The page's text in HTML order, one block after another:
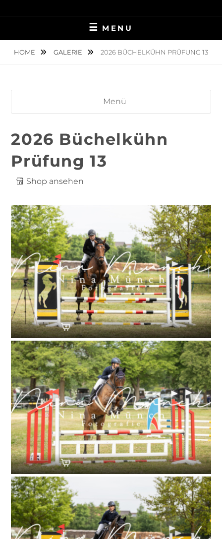
to
NINA MÜNCH
FOTOGRAFIE
MENU
HOME GALERIE 2026 BÜCHELKÜHN PRÜFUNG 13
Menü
2026 Büchelkühn
Prüfung 13
Shop ansehen